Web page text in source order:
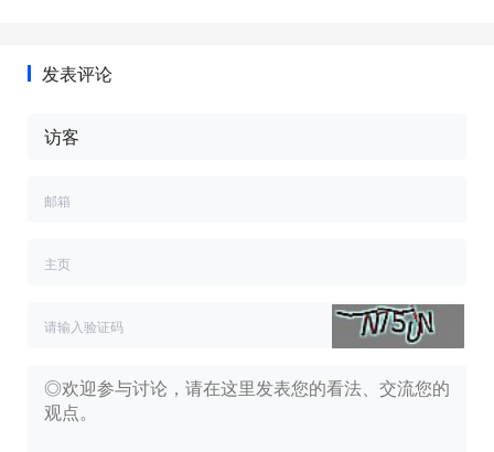
发表评论